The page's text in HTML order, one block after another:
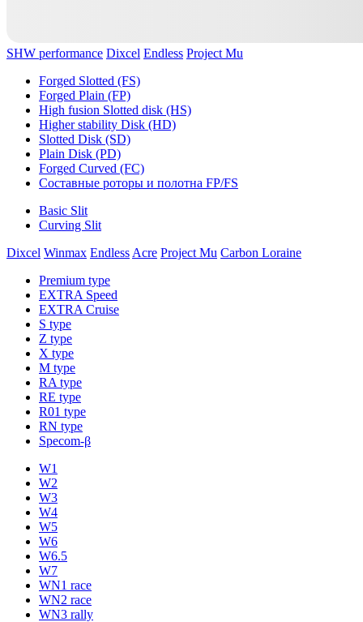
SHW performance Dixcel Endless Project Mu
Forged Slotted (FS)
Forged Plain (FP)
High fusion Slotted disk (HS)
Higher stability Disk (HD)
Slotted Disk (SD)
Plain Disk (PD)
Forged Curved (FC)
Составные роторы и полотна FP/FS
Basic Slit
Curving Slit
Dixcel Winmax Endless Acre Project Mu Carbon Loraine
Premium type
EXTRA Speed
EXTRA Cruise
S type
Z type
X type
M type
RA type
RE type
R01 type
RN type
Specom-β
W1
W2
W3
W4
W5
W6
W6.5
W7
WN1 race
WN2 race
WN3 rally